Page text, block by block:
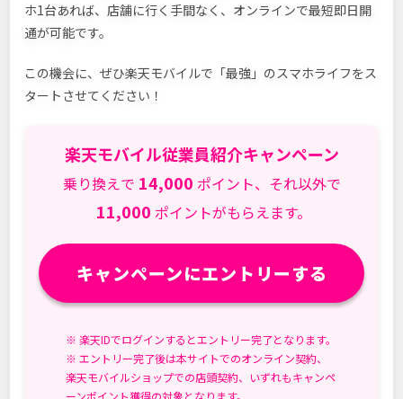
ホ1台あれば、店舗に行く手間なく、オンラインで最短即日開
通が可能です。
この機会に、ぜひ楽天モバイルで「最強」のスマホライフをス
タートさせてください！
楽天モバイル従業員紹介キャンペーン
乗り換えで 14,000 ポイント、それ以外で
11,000 ポイントがもらえます。
キャンペーンにエントリーする
※ 楽天IDでログインするとエントリー完了となります。
※ エントリー完了後は本サイトでのオンライン契約、
楽天モバイルショップでの店頭契約、いずれもキャンペ
ーンポイント獲得の対象となります。